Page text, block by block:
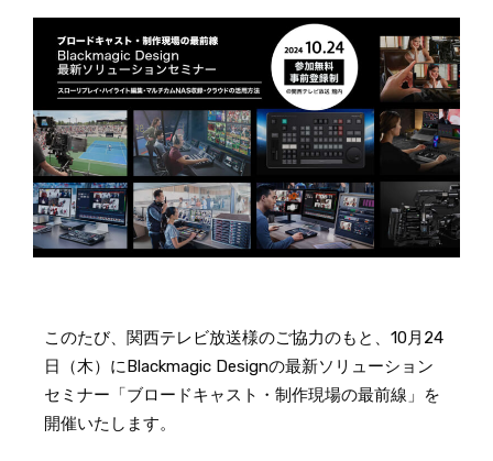
このたび、関西テレビ放送様のご協力のもと、10月24
日（木）にBlackmagic Designの最新ソリューション
セミナー「ブロードキャスト・制作現場の最前線」を
開催いたします。